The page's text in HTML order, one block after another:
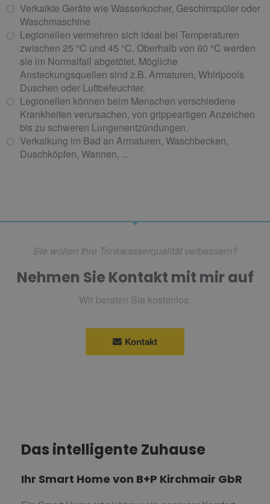
Verkalkte Geräte wie Wasserkocher, Geschirrspüler oder
Waschmaschine
Legionellen vermehren sich ideal bei Temperaturen
zwischen 25 °C und 45 °C. Oberhalb von 60 °C werden
sie im Normalfall abgetötet. Mögliche
Ansteckungsquellen sind z.B. Armaturen, Whirlpools
Duschen oder Luftbefeuchter.
Legionellen können beim Menschen verschiedene
Krankheiten verursachen, von grippeartigen Anzeichen
bis zu schweren Lungenentzündungen.
Verkalkung im Bad an Armaturen, Waschbecken,
Duschköpfen, Wannen, ...
Sie wollen Ihre Trinkwasserqualität verbessern?
Nehmen Sie Kontakt mit mir auf
Wir beraten Sie kostenlos.
Kontakt
Das intelligente Zuhause
Ihr Smart Home von B+P Kirchmair GbR